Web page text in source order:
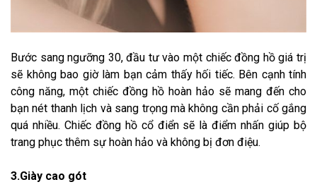
Bước sang ngưỡng 30, đầu tư vào một chiếc đồng hồ giá trị
sẽ không bao giờ làm bạn cảm thấy hối tiếc. Bên cạnh tính
công năng, một chiếc đồng hồ hoàn hảo sẽ mang đến cho
bạn nét thanh lịch và sang trọng mà không cần phải cố gắng
quá nhiều. Chiếc đồng hồ cổ điển sẽ là điểm nhấn giúp bộ
trang phục thêm sự hoàn hảo và không bị đơn điệu.
3.Giày cao gót